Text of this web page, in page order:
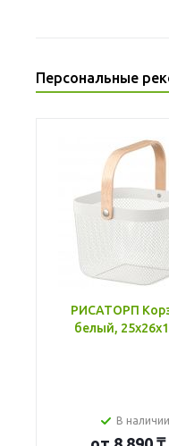
Персональные
РИСАТОРП
белый,
В наличии